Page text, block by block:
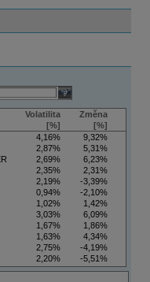
select
Volatilita
[%]
Změna
[%]
4,16%
9,32%
2,87%
5,31%
2,69%
6,23%
2,35%
2,31%
2,19%
-3,39%
0,94%
-2,10%
1,02%
1,42%
3,03%
6,09%
1,67%
1,86%
1,63%
4,34%
2,75%
-4,19%
2,20%
-5,51%
4,34%
9,22%